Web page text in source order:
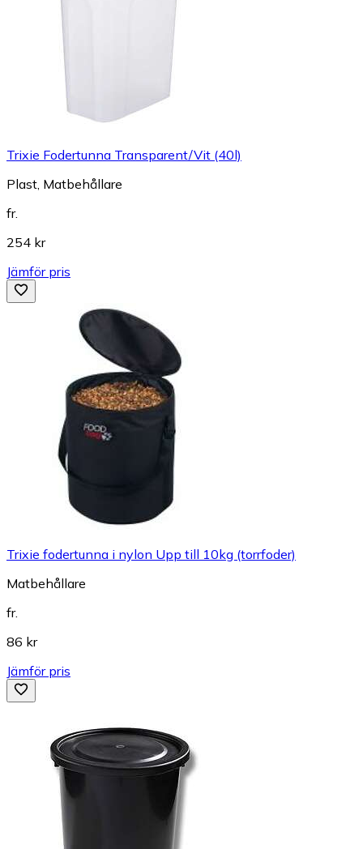
Trixie Fodertunna Transparent/Vit (40l)
Plast, Matbehållare
fr.
254 kr
Jämför pris
Trixie fodertunna i nylon Upp till 10kg (torrfoder)
Matbehållare
fr.
86 kr
Jämför pris